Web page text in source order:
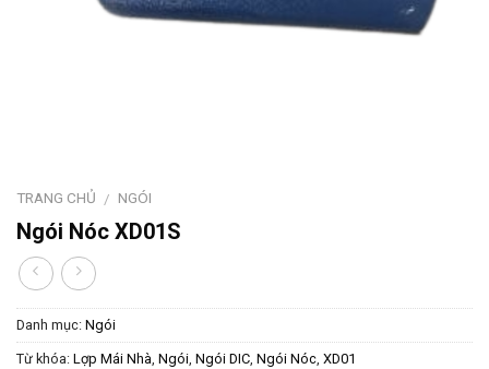
TRANG CHỦ / NGÓI
Ngói Nóc XD01S
Danh mục: Ngói
Từ khóa: Lợp Mái Nhà, Ngói, Ngói DIC, Ngói Nóc, XD01